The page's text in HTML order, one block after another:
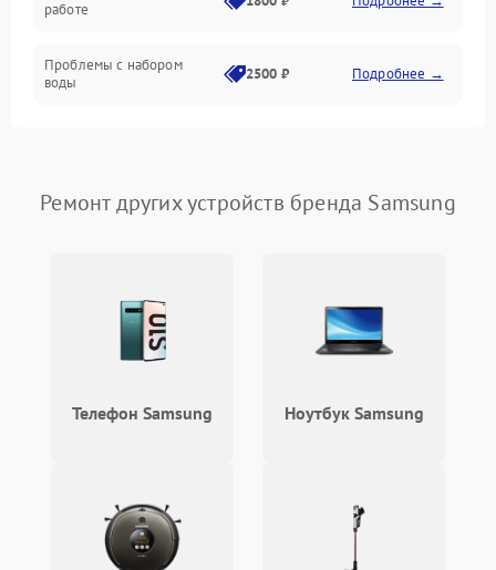
работе
Проблемы с набором
воды
2500 ₽ Подробнее →
Замена платы управления 2200 ₽ Подробнее →
Ремонт других устройств бренда Samsung
Телефон Samsung Ноутбук Samsung